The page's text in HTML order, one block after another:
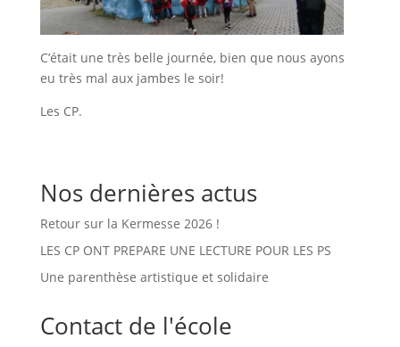
C’était une très belle journée, bien que nous ayons
eu très mal aux jambes le soir!
Les CP.
Nos dernières actus
Retour sur la Kermesse 2026 !
LES CP ONT PREPARE UNE LECTURE POUR LES PS
Une parenthèse artistique et solidaire
Contact de l'école